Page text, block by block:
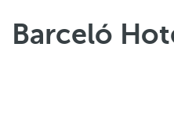
Barceló